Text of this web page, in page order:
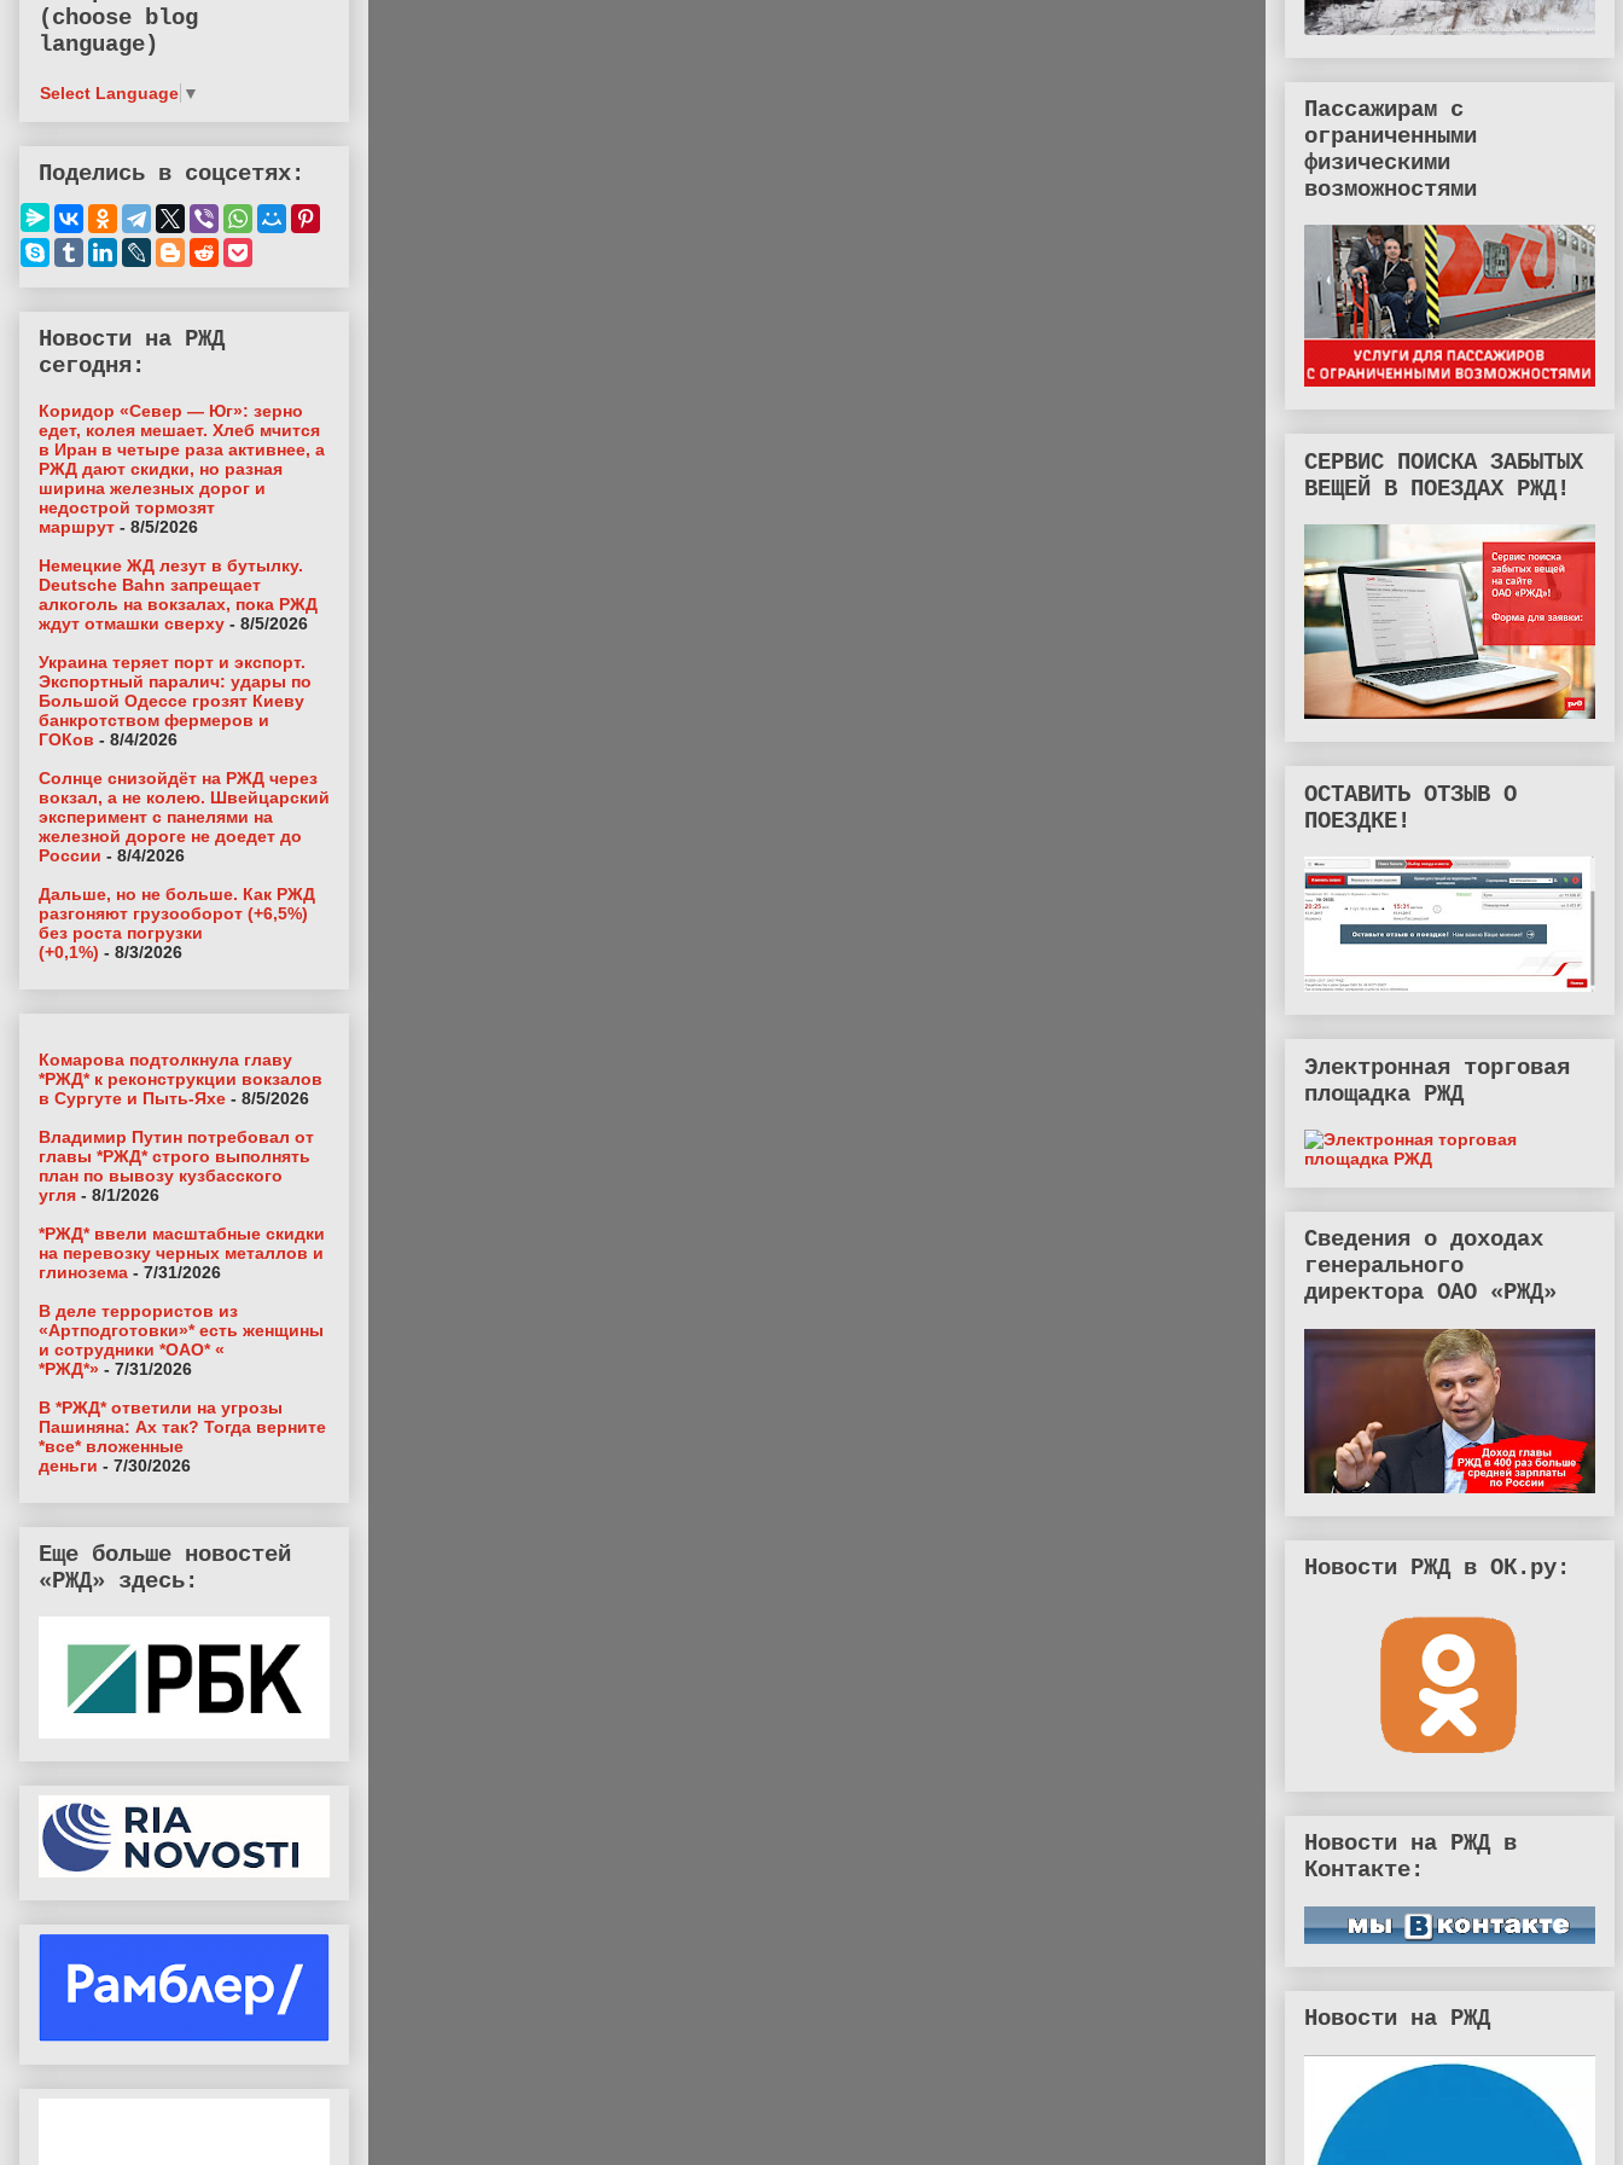
(choose blog
language)
Select Language ▼
Поделись в соцсетях:
Новости на РЖД
сегодня:
Коридор «Север — Юг»: зерно
едет, колея мешает. Хлеб мчится
в Иран в четыре раза активнее, а
РЖД дают скидки, но разная
ширина железных дорог и
недострой тормозят
маршрут - 8/5/2026
Немецкие ЖД лезут в бутылку.
Deutsche Bahn запрещает
алкоголь на вокзалах, пока РЖД
ждут отмашки сверху - 8/5/2026
Украина теряет порт и экспорт.
Экспортный паралич: удары по
Большой Одессе грозят Киеву
банкротством фермеров и
ГОКов - 8/4/2026
Солнце снизойдёт на РЖД через
вокзал, а не колею. Швейцарский
эксперимент с панелями на
железной дороге не доедет до
России - 8/4/2026
Дальше, но не больше. Как РЖД
разгоняют грузооборот (+6,5%)
без роста погрузки
(+0,1%) - 8/3/2026
Комарова подтолкнула главу
*РЖД* к реконструкции вокзалов
в Сургуте и Пыть-Яхе - 8/5/2026
Владимир Путин потребовал от
главы *РЖД* строго выполнять
план по вывозу кузбасского
угля - 8/1/2026
*РЖД* ввели масштабные скидки
на перевозку черных металлов и
глинозема - 7/31/2026
В деле террористов из
«Артподготовки»* есть женщины
и сотрудники *ОАО* «
*РЖД*» - 7/31/2026
В *РЖД* ответили на угрозы
Пашиняна: Ах так? Тогда верните
*все* вложенные
деньги - 7/30/2026
Еще больше новостей
«РЖД» здесь:
Пассажирам с
ограниченными
физическими
возможностями
СЕРВИС ПОИСКА ЗАБЫТЫХ
ВЕЩЕЙ В ПОЕЗДАХ РЖД!
ОСТАВИТЬ ОТЗЫВ О
ПОЕЗДКЕ!
Электронная торговая
площадка РЖД
Сведения о доходах
генерального
директора ОАО «РЖД»
Новости РЖД в ОК.ру:
Новости на РЖД в
Контакте:
Новости на РЖД